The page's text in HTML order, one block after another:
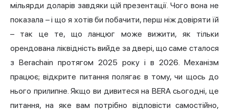
мільярди доларів завдяки цій презентації. Чого вона не
показала – і що я хотів би побачити, перш ніж довіряти їй
– так це те, що ланцюг може вижити, як тільки
орендована ліквідність вийде за двері, що саме сталося
з Berachain протягом 2025 року і в 2026. Механізм
працює; відкрите питання полягає в тому, чи щось до
нього прилипне. Якщо ви дивитеся на BERA сьогодні, це
питання, на яке вам потрібно відповісти самостійно,